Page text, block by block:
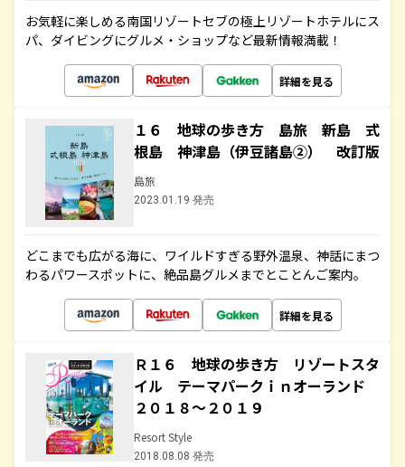
お気軽に楽しめる南国リゾートセブの極上リゾートホテルにス
パ、ダイビングにグルメ・ショップなど最新情報満載！
詳細を見る
１６ 地球の歩き方 島旅 新島 式
根島 神津島（伊豆諸島②） 改訂版
島旅
2023.01.19 発売
どこまでも広がる海に、ワイルドすぎる野外温泉、神話にまつ
わるパワースポットに、絶品島グルメまでとことんご案内。
詳細を見る
Ｒ１６ 地球の歩き方 リゾートスタ
イル テーマパークｉｎオーランド
２０１８～２０１９
Resort Style
2018.08.08 発売